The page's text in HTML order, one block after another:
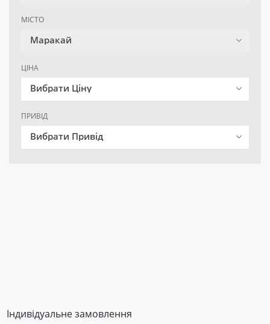
МІСТО
Маракай
ЦІНА
Вибрати Ціну
ПРИВІД
Вибрати Привід
Індивідуальне замовлення